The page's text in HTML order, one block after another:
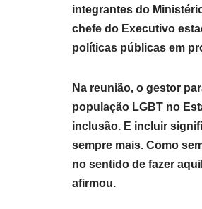
integrantes do
chefe do Executivo
políticas públicas em
Na reunião, o gestor
população LGBT no
inclusão. E incluir
sempre mais. Como
no sentido de fazer
afirmou.